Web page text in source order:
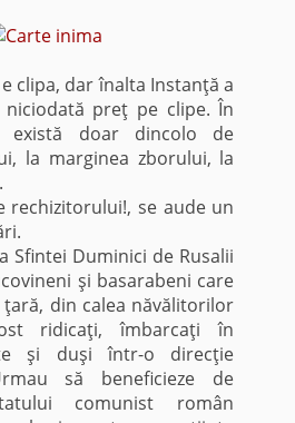
dar înalta Instanţă a
preţ pe clipe. În
există doar dincolo de
la marginea zborului, la
se aude un
Duminici de Rusalii
şi basarabeni care
din calea năvălitorilor
ridicaţi, îmbarcaţi în
şi duşi într-o direcţie
să beneficieze de
comunist român